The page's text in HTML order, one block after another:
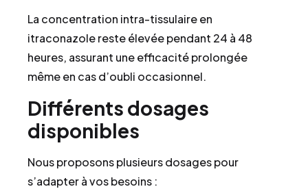
La concentration intra-tissulaire en
itraconazole reste élevée pendant 24 à 48
heures, assurant une efficacité prolongée
même en cas d’oubli occasionnel.
Différents dosages
disponibles
Nous proposons plusieurs dosages pour
s’adapter à vos besoins :